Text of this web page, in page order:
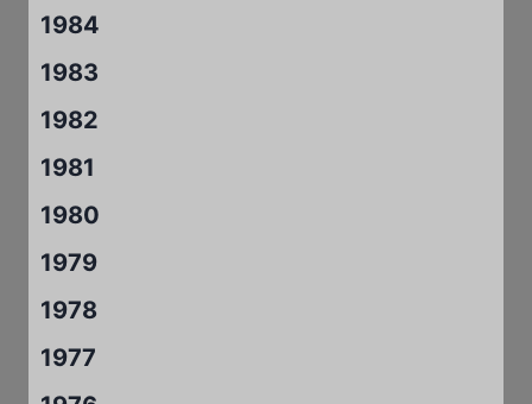
1984
1983
1982
1981
1980
1979
1978
1977